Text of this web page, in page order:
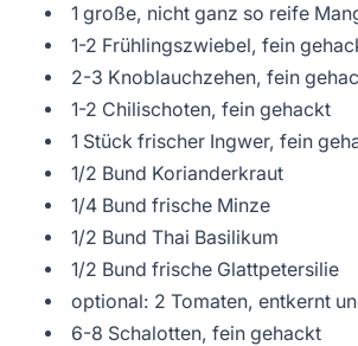
1 große, nicht ganz so reife
1-2 Frühlingszwiebel, fein
2-3 Knoblauchzehen, fein
1-2 Chilischoten, fein gehackt
1 Stück frischer Ingwer, fein
1/2 Bund Korianderkraut
1/4 Bund frische Minze
1/2 Bund Thai Basilikum
1/2 Bund frische Glattpetersilie
optional: 2 Tomaten, entkernt
6-8 Schalotten, fein gehackt